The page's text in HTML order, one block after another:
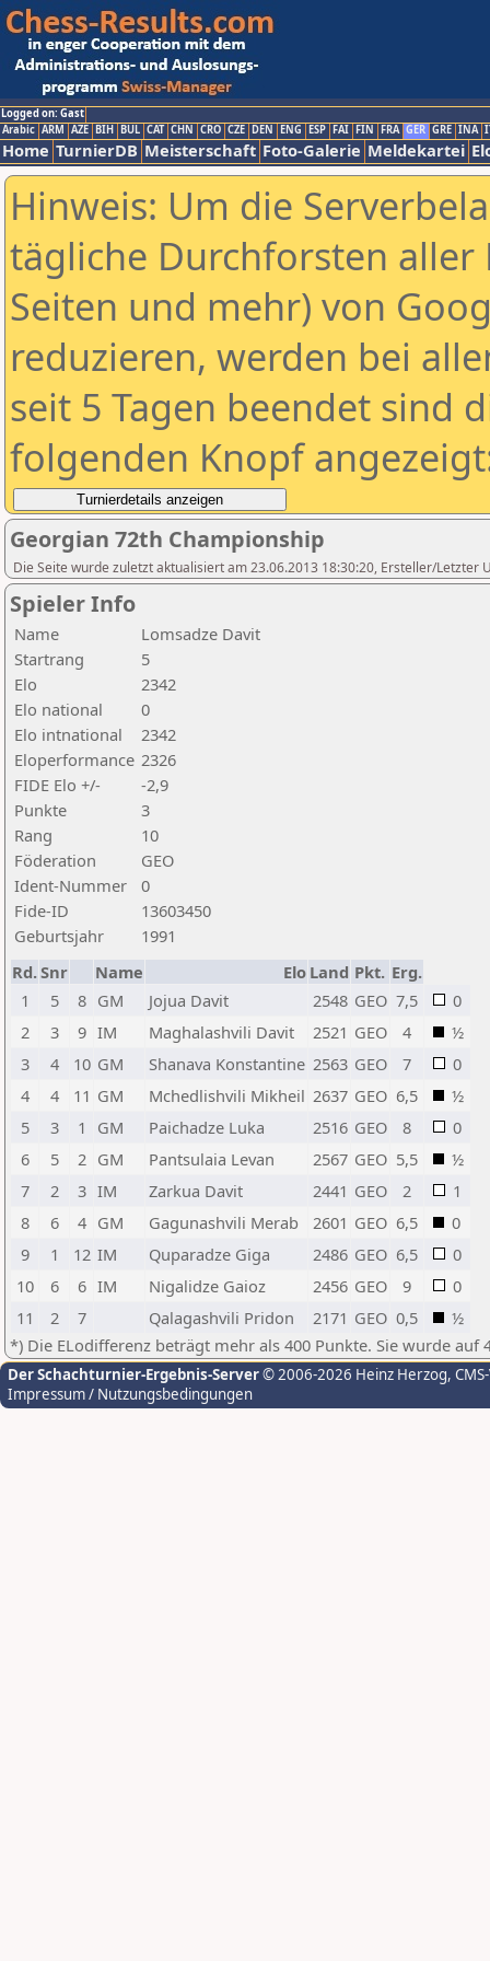
Logged on: Gast
Arabic ARM AZE BIH BUL CAT CHN CRO CZE DEN ENG ESP FAI FIN FRA GER GRE INA
Home TurnierDB Meisterschaft Foto-Galerie Meldekartei
Hinweis: Um die
tägliche Durchforsten aller
Seiten und mehr) von
reduzieren, werden bei
seit 5 Tagen beendet sind
folgenden Knopf
Georgian 72th Championship
Die Seite wurde zuletzt aktualisiert am 23.06.2013 18:30:20, Ersteller/Letzter
Spieler Info
Name
Lomsadze Davit
Startrang
5
Elo
2342
Elo national
0
Elo intnational
2342
Eloperformance 2326
FIDE Elo +/-
-2,9
Punkte
3
Rang
10
Föderation
GEO
Ident-Nummer
0
Fide-ID
13603450
Geburtsjahr
1991
Rd.Snr Name Elo Land Pkt. Erg.
1
5 8 GM Jojua Davit 2548 GEO 7,5
0
2
3 9 IM Maghalashvili Davit 2521 GEO 4
½
3
4 10 GM Shanava Konstantine 2563 GEO 7
0
4
4 11 GM Mchedlishvili Mikheil 2637 GEO 6,5
½
5
3 1 GM Paichadze Luka 2516 GEO 8
0
6
5 2 GM Pantsulaia Levan 2567 GEO 5,5
½
7
2 3 IM Zarkua Davit 2441 GEO 2
1
8
6 4 GM Gagunashvili Merab 2601 GEO 6,5
0
9
1 12 IM Quparadze Giga 2486 GEO 6,5
0
10
6 6 IM Nigalidze Gaioz 2456 GEO 9
0
11
2 7 Qalagashvili Pridon 2171 GEO 0,5
½
*) Die ELodifferenz beträgt mehr als 400 Punkte. Sie wurde auf
Der Schachturnier-Ergebnis-Server© 2006-2026 Heinz Herzog,
Impressum / Nutzungsbedingungen